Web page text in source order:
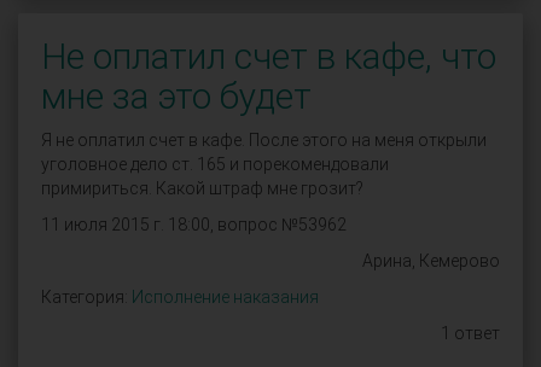
Не оплатил счет в кафе, что
мне за это будет
Я не оплатил счет в кафе. После этого на меня открыли
уголовное дело ст. 165 и порекомендовали
примириться. Какой штраф мне грозит?
11 июля 2015 г. 18:00, вопрос №53962
Арина, Кемерово
Категория: Исполнение наказания
1 ответ